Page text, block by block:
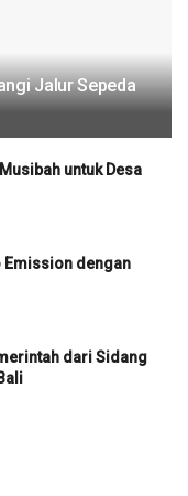
Jalur Sepeda
untuk Desa
Emission dengan
dari Sidang